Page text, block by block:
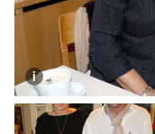
Rady a tipy